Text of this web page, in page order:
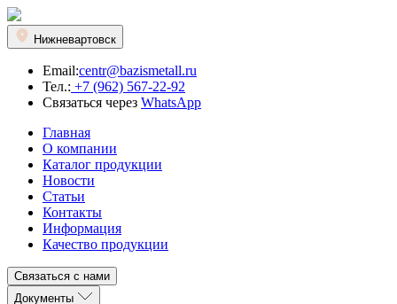
Нижневартовск
Email:centr@bazismetall.ru
Тел.: +7 (962) 567-22-92
Связаться через WhatsApp
Главная
О компании
Каталог продукции
Новости
Статьи
Контакты
Информация
Качество продукции
Связаться с нами
Документы